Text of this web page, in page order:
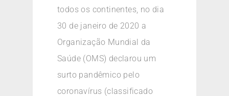
todos os continentes, no dia
30 de janeiro de 2020 a
Organização Mundial da
Saúde (OMS) declarou um
surto pandêmico pelo
coronavírus (classificado